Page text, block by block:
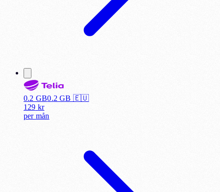
0.2 GB0.2 GB 🇪🇺
129 kr
per mån